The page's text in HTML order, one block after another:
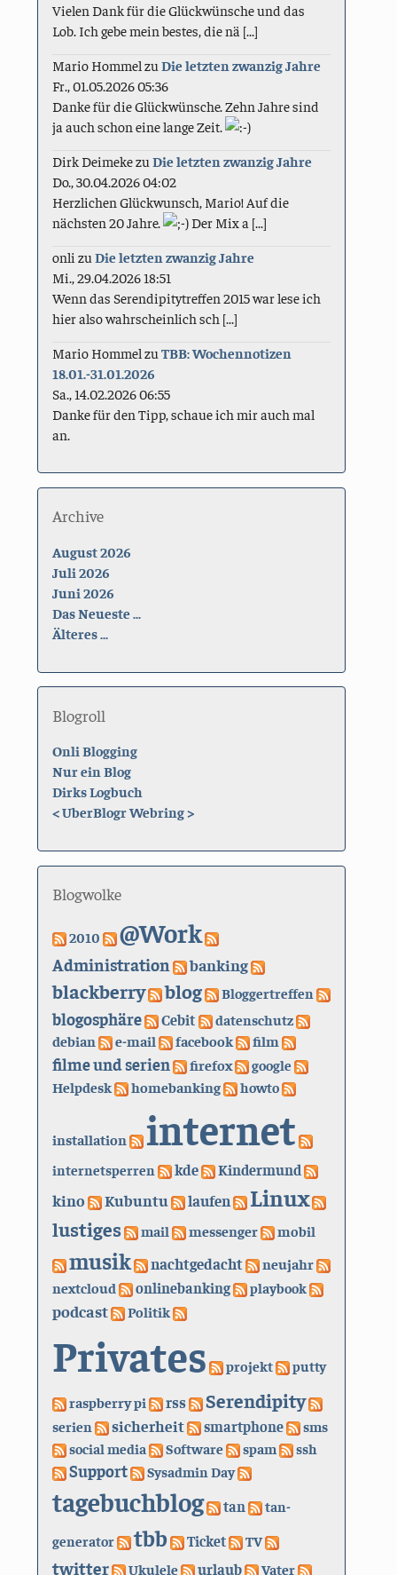
Vielen Dank für die Glückwünsche und das
Lob. Ich gebe mein bestes, die nä [...]
Mario Hommel zuDie letzten zwanzig Jahre
Fr., 01.05.2026 05:36
Danke für die Glückwünsche. Zehn Jahre sind
ja auch schon eine lange Zeit.
Dirk DeimekezuDie letzten zwanzig Jahre
Do., 30.04.2026 04:02
Herzlichen Glückwunsch, Mario! Auf die
nächsten 20 Jahre.
Der Mix a [...]
onli zuDie letzten zwanzig Jahre
Mi., 29.04.2026 18:51
Wenn das Serendipitytreffen 2015 war lese ich
hier also wahrscheinlich sch [...]
Mario Hommel zuTBB: Wochennotizen
18.01.-31.01.2026
Sa., 14.02.2026 06:55
Danke für den Tipp, schaue ich mir auch mal
an.
Archive
August 2026
Juli 2026
Juni 2026
Das Neueste ...
Älteres ...
Blogroll
Onli Blogging
Nur ein Blog
Dirks Logbuch
<UberBlogr Webring>
Blogwolke
2010 @Work
Administration banking
blackberry blog Bloggertreffen
blogosphäre Cebit datenschutz
debian e-mail facebook film
filme und serien firefox
google
Helpdesk
homebanking howto
installation internet
internetsperren kde Kindermund
kino Kubuntu laufen Linux
lustiges mail messenger mobil
musik nachtgedacht neujahr
nextcloud onlinebanking playbook
podcast Politik
Privates projekt putty
raspberry pi rss Serendipity
serien sicherheit smartphone
sms
social media
Software spam ssh
Support Sysadmin Day
tagebuchblog tan
tan-
generator
tbb Ticket TV
twitter Ukulele urlaub Vater